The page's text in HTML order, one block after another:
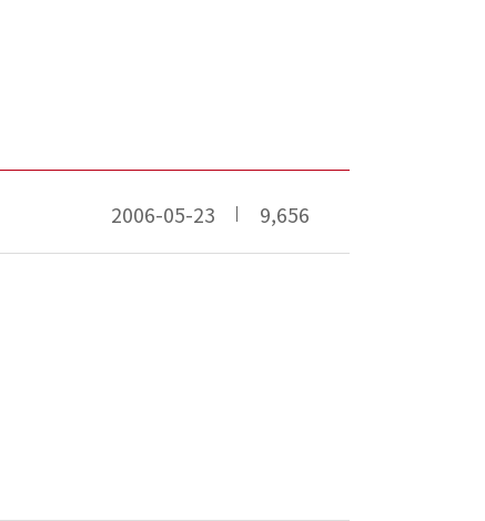
2006-05-23 9,656